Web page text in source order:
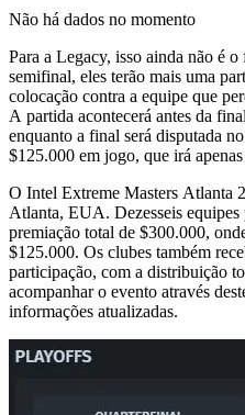
Não há dados no momento
Para a Legacy, isso ainda não é
semifinal, eles terão mais uma
colocação contra a equipe que
A partida acontecerá antes da
enquanto a final será disputada
$125.000 em jogo, que irá
O Intel Extreme Masters Atlanta
Atlanta, EUA. Dezesseis
premiação total de $300.000,
$125.000. Os clubes também
participação, com a distribuição
acompanhar o evento através
informações atualizadas.